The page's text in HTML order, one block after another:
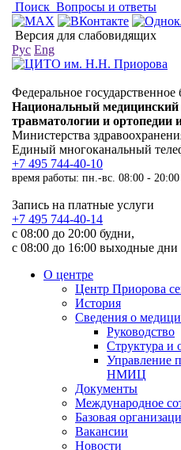
Поиск Вопросы и ответы
Версия для слабовидящих
Рус Eng
Федеральное
Национальный медицинский
травматологии и
Министерства
Единый многоканальный
+7 495 744-40-10
время работы: пн.-вс. 08:00 - 20:00
Запись на платные услуги
+7 495 744-40-14
с 08:00 до 20:00 будни,
с 08:00 до 16:00 выходные дни
О центре
Центр Приорова
История
Сведения о
Руководство
Структура и
Управление
НМИЦ
Документы
Международное
Базовая
Вакансии
Новости